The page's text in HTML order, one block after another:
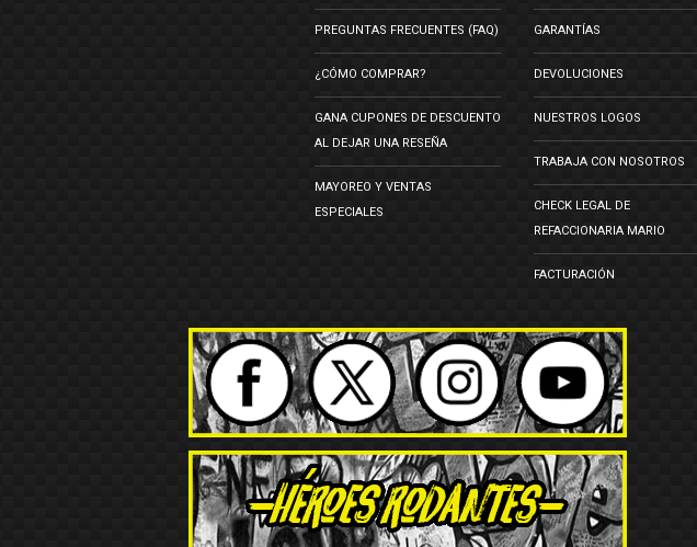
PREGUNTAS FRECUENTES (FAQ)
¿CÓMO COMPRAR?
GANA CUPONES DE DESCUENTO
AL DEJAR UNA RESEÑA
MAYOREO Y VENTAS
ESPECIALES
GARANTÍAS
DEVOLUCIONES
NUESTROS LOGOS
TRABAJA CON NOSOTROS
CHECK LEGAL DE
REFACCIONARIA MARIO
FACTURACIÓN